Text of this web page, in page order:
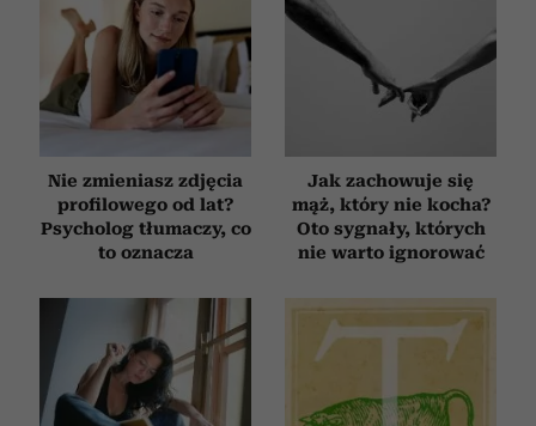
Nie zmieniasz zdjęcia
profilowego od lat?
Psycholog tłumaczy, co
to oznacza
Jak zachowuje się
mąż, który nie kocha?
Oto sygnały, których
nie warto ignorować